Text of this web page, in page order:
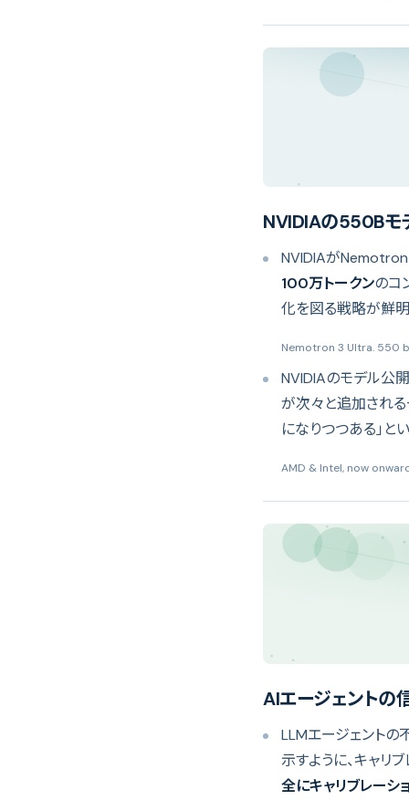
NVIDIAの550Bモ
NVIDIAがNemotron
100万トークンのコ
化を図る戦略が鮮明
Nemotron 3 Ultra. 550
NVIDIAのモデル公
が次々と追加される
になりつつある」と
AMD & Intel, now
AIエージェントの
LLMエージェントの
示すように、キャリ
全にキャリブレー